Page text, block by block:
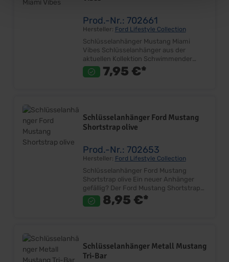
Prod.-Nr.: 702661
Hersteller: Ford Lifestyle Collection
Schlüsselanhänger Mustang Miami
Vibes Schlüsselanhänger aus der
aktuellen Kollektion Schwimmender
Schlüsselanhänger Surfbrettoptik
Größe ca. 70mm x 35mm x 15mm Inkl.
7,95 €*
Schlüsselanhänger Ford Mustang
Shortstrap olive
Prod.-Nr.: 702653
Hersteller: Ford Lifestyle Collection
Schlüsselanhänger Ford Mustang
Shortstrap olive Ein neuer Anhänger
gefällig? Der Ford Mustang Shortstrap
in der Trendfarbe oliv passt perfekt zur
Ford Mustang Freedom Kollektion. Aber
in Metall runden das Ganze ab. Aus der
aktuellen Kollektion Material: Polyester
8,95 €*
Schlüsselanhänger Metall Mustang
Tri-Bar